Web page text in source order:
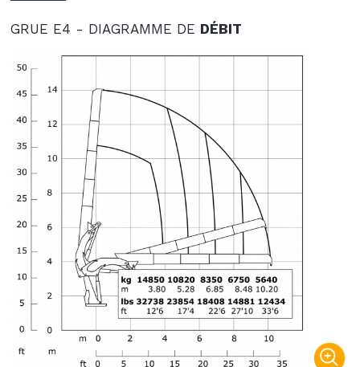
GRUE E4 - DIAGRAMME DE DÉBIT